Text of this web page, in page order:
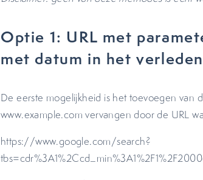
Optie 1: URL met
met datum in het verleden
De eerste mogelijkheid is het toevoegen van
www.example.com vervangen door de URL
https://www.google.com/search?